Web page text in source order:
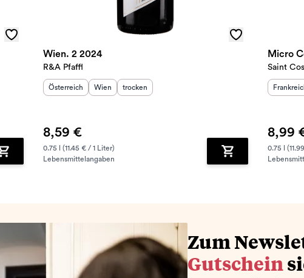
Zum Warenkorb hinzufügen
Wien. 2 2024
R&A Pfaffl
Herkunftsland :
Österreich Herkunftsregion
Wien Geschmack
trocken
8,59 €
0.75 l (11.45 € / 1 Liter)
Lebensmittelangaben
Zum Warenkorb
Micro
Saint
8,99
0.75 l
Zum
Gutschein